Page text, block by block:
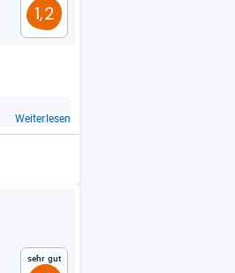
1,2
Weiterlesen
Sehr gut